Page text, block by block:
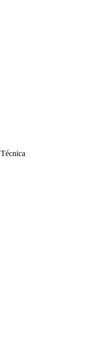
Técnica